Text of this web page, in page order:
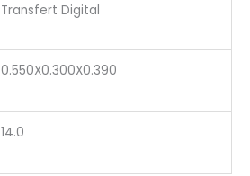
Transfert Digital
0.550X0.300X0.390
14.0